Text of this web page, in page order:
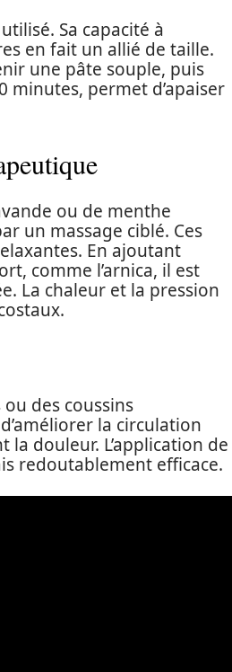
Sa capacité à
en fait un allié de taille.
une pâte souple, puis
permet d’apaiser
ou de menthe
un massage ciblé. Ces
En ajoutant
comme l’arnica, il est
La chaleur et la pression
des coussins
la circulation
douleur. L’application de
redoutablement efficace.